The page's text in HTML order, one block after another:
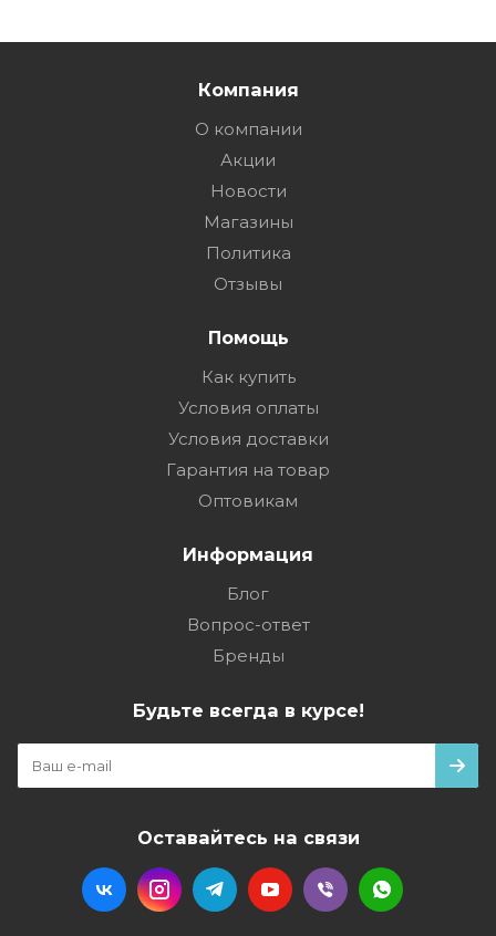
Компания
О компании
Акции
Новости
Магазины
Политика
Отзывы
Помощь
Как купить
Условия оплаты
Условия доставки
Гарантия на товар
Оптовикам
Информация
Блог
Вопрос-ответ
Бренды
Будьте всегда в курсе!
Оставайтесь на связи